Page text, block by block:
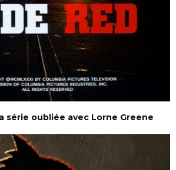
série oubliée avec Lorne Greene